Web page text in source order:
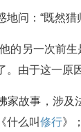
地问：“既然
的另一次前
。由于这一原
家故事，涉及
什么叫修行》